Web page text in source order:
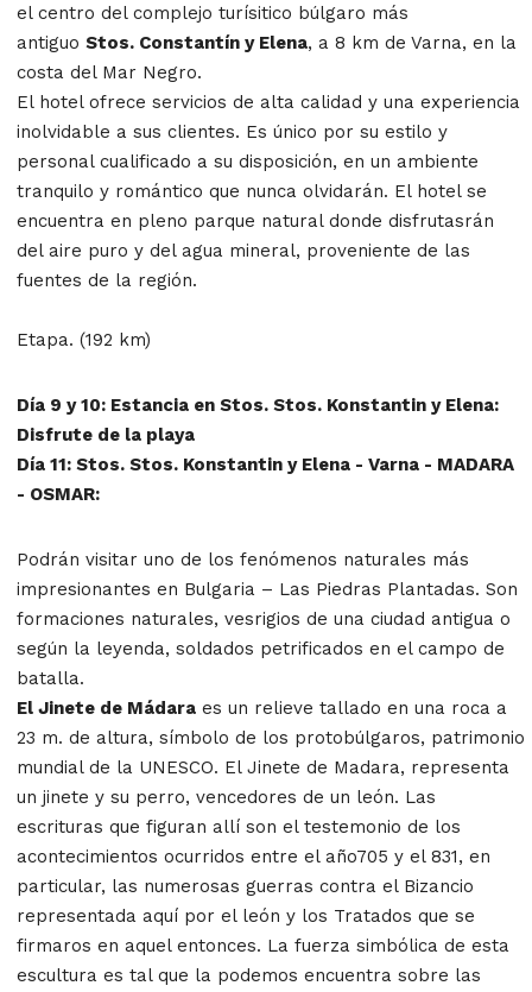
el centro del complejo turísitico búlgaro más
antiguo Stos. Constantín y Elena, a 8 km de Varna, en la
costa del Mar Negro.
El hotel ofrece servicios de alta calidad y una experiencia
inolvidable a sus clientes. Es único por su estilo y
personal cualificado a su disposición, en un ambiente
tranquilo y romántico que nunca olvidarán. El hotel se
encuentra en pleno parque natural donde disfrutasrán
del aire puro y del agua mineral, proveniente de las
fuentes de la región.
Etapa. (192 km)
Día 9 y 10: Estancia en Stos. Stos. Konstantin y Elena:
Disfrute de la playa
Día 11: Stos. Stos. Konstantin y Elena - Varna - MADARA
- OSMAR:
Podrán visitar uno de los fenómenos naturales más
impresionantes en Bulgaria – Las Piedras Plantadas. Son
formaciones naturales, vesrigios de una ciudad antigua o
según la leyenda, soldados petrificados en el campo de
batalla.
El Jinete de Mádara es un relieve tallado en una roca a
23 m. de altura, símbolo de los protobúlgaros, patrimonio
mundial de la UNESCO. El Jinete de Madara, representa
un jinete y su perro, vencedores de un león. Las
escrituras que figuran allí son el testemonio de los
acontecimientos ocurridos entre el año705 y el 831, en
particular, las numerosas guerras contra el Bizancio
representada aquí por el león y los Tratados que se
firmaros en aquel entonces. La fuerza simbólica de esta
escultura es tal que la podemos encuentra sobre las